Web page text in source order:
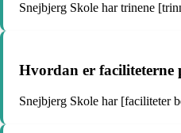
Snejbjerg Skole har trinene
Hvordan er faciliteterne
Snejbjerg Skole har [faciliteter